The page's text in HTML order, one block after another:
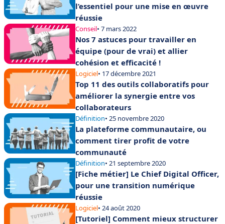
l’essentiel pour une mise en œuvre
réussie
Conseil• 7 mars 2022
Nos 7 astuces pour travailler en
équipe (pour de vrai) et allier
cohésion et efficacité !
Logiciel• 17 décembre 2021
Top 11 des outils collaboratifs pour
améliorer la synergie entre vos
collaborateurs
Définition• 25 novembre 2020
La plateforme communautaire, ou
comment tirer profit de votre
communauté
Définition• 21 septembre 2020
[Fiche métier] Le Chief Digital Officer,
pour une transition numérique
réussie
Logiciel• 24 août 2020
[Tutoriel] Comment mieux structurer